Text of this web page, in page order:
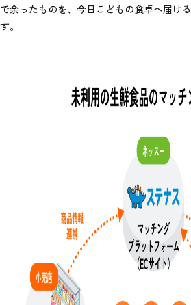
で余ったものを、今日こどもの食卓へ届け
す。